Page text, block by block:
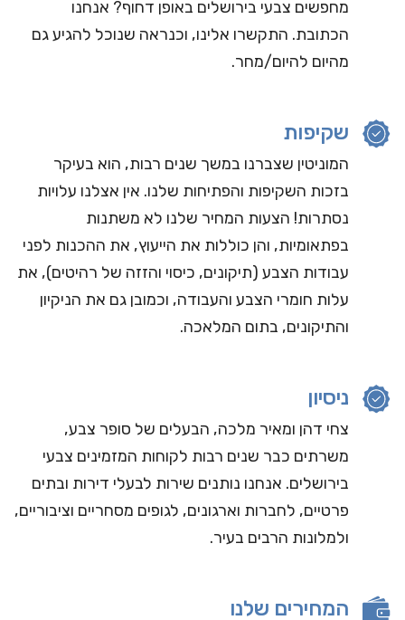
מחפשים צבעי בירושלים באופן דחוף? אנחנו
הכתובת. התקשרו אלינו, וכנראה שנוכל להגיע גם
מהיום להיום/מחר.
שקיפות
המוניטין שצברנו במשך שנים רבות, הוא בעיקר
בזכות השקיפות והפתיחות שלנו. אין אצלנו עלויות
נסתרות! הצעות המחיר שלנו לא משתנות
בפתאומיות, והן כוללות את הייעוץ, את ההכנות לפני
עבודות הצבע (תיקונים, כיסוי והזזה של רהיטים), את
עלות חומרי הצבע והעבודה, וכמובן גם את הניקיון
והתיקונים, בתום המלאכה.
ניסיון
צחי דהן ומאיר מלכה, הבעלים של סופר צבע,
משרתים כבר שנים רבות לקוחות המזמינים צבעי
בירושלים. אנחנו נותנים שירות לבעלי דירות ובתים
פרטיים, לחברות וארגונים, לגופים מסחריים וציבוריים,
ולמלונות הרבים בעיר.
המחירים שלנו